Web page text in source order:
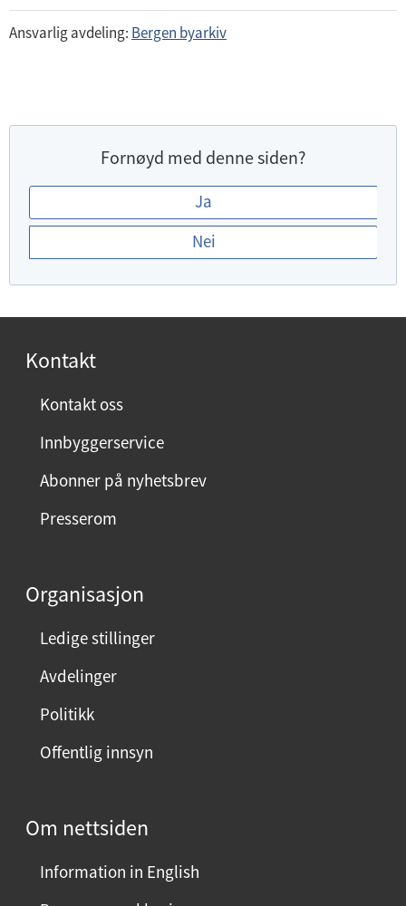
Ansvarlig avdeling: Bergen byarkiv
Fornøyd med denne siden?
E
r
o
r
n
m
n
V
Ja
Nei
Kontakt
Kontakt oss
Innbyggerservice
Abonner på nyhetsbrev
Presserom
Organisasjon
Ledige stillinger
Avdelinger
Politikk
Offentlig innsyn
Om nettsiden
Information in English